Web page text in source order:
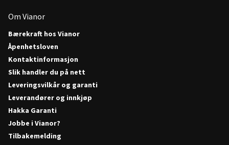
Om Vianor
Bærekraft hos Vianor
Åpenhetsloven
Kontaktinformasjon
Slik handler du på nett
Leveringsvilkår og garanti
Leverandører og innkjøp
Hakka Garanti
Jobbe i Vianor?
Tilbakemelding